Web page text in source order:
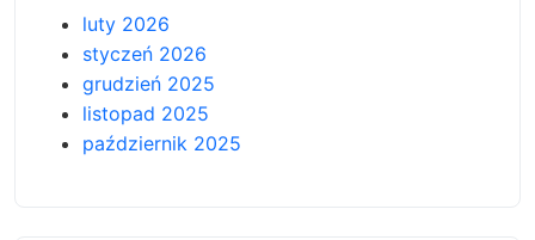
luty 2026
styczeń 2026
grudzień 2025
listopad 2025
październik 2025